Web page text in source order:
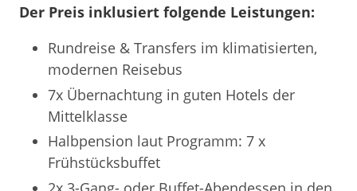
Der Preis inklusiert folgende Leistungen:
Rundreise & Transfers im klimatisierten,
modernen Reisebus
7x Übernachtung in guten Hotels der
Mittelklasse
Halbpension laut Programm: 7 x
Frühstücksbuffet